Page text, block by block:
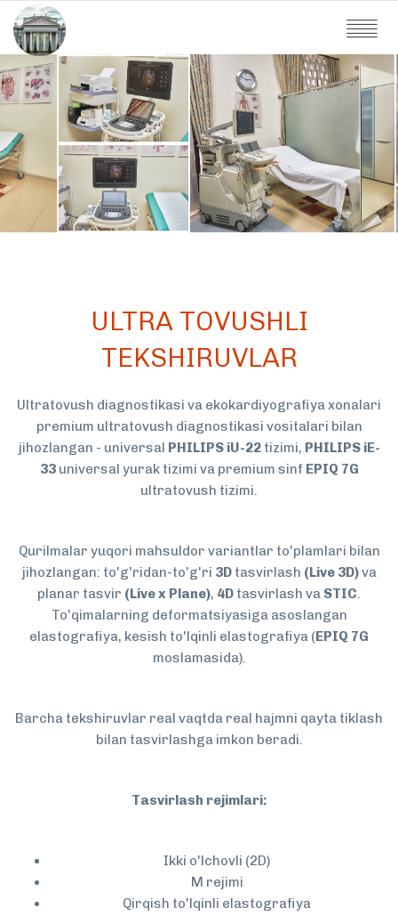
ULTRA TOVUSHLI
TEKSHIRUVLAR
Ultratovush diagnostikasi va ekokardiyografiya xonalari
premium ultratovush diagnostikasi vositalari bilan
jihozlangan - universal PHILIPS iU-22tizimi, PHILIPS iE-
33universal yurak tizimi va premium sinf EPIQ 7G
ultratovush tizimi.
Qurilmalar yuqori mahsuldor variantlar to'plamlari bilan
jihozlangan: to'g'ridan-to'g'ri 3Dtasvirlash (Live 3D)va
planar tasvir (Live x Plane), 4D tasvirlash va STIC.
To'qimalarning deformatsiyasiga asoslangan
elastografiya, kesish to'lqinli elastografiya (EPIQ 7G
moslamasida).
Barcha tekshiruvlar real vaqtda real hajmni qayta tiklash
bilan tasvirlashga imkon beradi.
Tasvirlash rejimlari:
Ikki o'lchovli (2D)
M rejimi
Qirqish to'lqinli elastografiya